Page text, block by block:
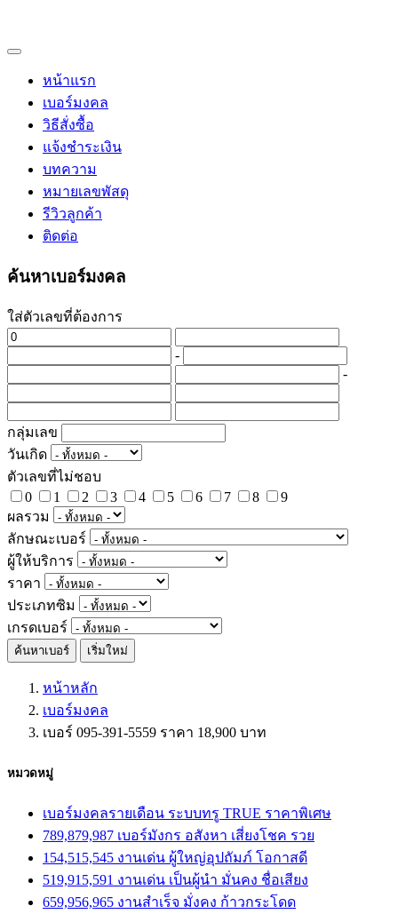
หน้าแรก
เบอร์มงคล
วิธีสั่งซื้อ
แจ้งชำระเงิน
บทความ
หมายเลขพัสดุ
รีวิวลูกค้า
ติดต่อ
ค้นหาเบอร์มงคล
ใส่ตัวเลขที่ต้องการ
-
-
กลุ่มเลข
วันเกิด
ตัวเลขที่ไม่ชอบ
0
1 2 3 4 5 6 7 8
9
ผลรวม
ลักษณะเบอร์
ผู้ให้บริการ
ราคา
ประเภทซิม
เกรดเบอร์
ค้นหาเบอร์ เริ่มใหม่
หน้าหลัก
เบอร์มงคล
เบอร์ 095-391-5559 ราคา 18,900 บาท
หมวดหมู่
เบอร์มงคลรายเดือน ระบบทรู TRUE ราคาพิเศษ
789,879,987 เบอร์มังกร อสังหา เสี่ยงโชค รวย
154,515,545 งานเด่น ผู้ใหญ่อุปถัมภ์ โอกาสดี
519,915,591 งานเด่น เป็นผู้นำ มั่นคง ชื่อเสียง
659,956,965 งานสำเร็จ มั่งคง ก้าวกระโดด